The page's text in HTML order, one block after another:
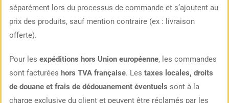
séparément lors du processus de commande et s’ajoutent au
prix des produits, sauf mention contraire (ex : livraison
offerte).
Pour les expéditions hors Union européenne, les commandes
sont facturées hors TVA française. Les taxes locales, droits
de douane et frais de dédouanement éventuels sont à la
charge exclusive du client et peuvent être réclamés par les